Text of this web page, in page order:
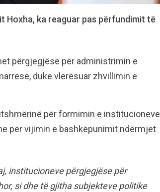
Hoxha, ka reaguar pas përfundimit të
përgjegjëse për administrimin e
duke vlerësuar zhvillimin e
për formimin e institucioneve
për vijimin e bashkëpunimit ndërmjet
institucioneve përgjegjëse për
si dhe të gjitha subjekteve politike